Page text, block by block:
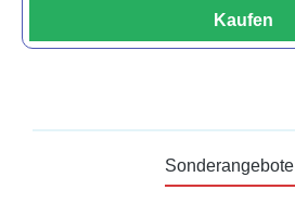
Kaufen
Sonderangebote